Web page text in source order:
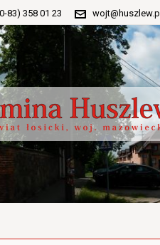
83) 358 01 23 wojt@huszlew.pl